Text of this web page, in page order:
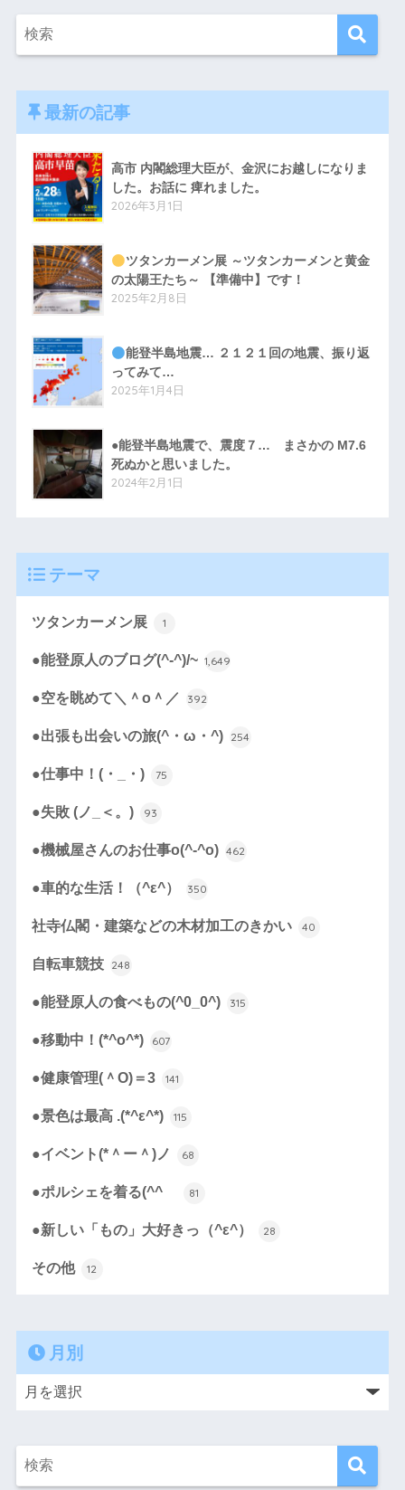
最新の記事
高市 内閣総理大臣が、金沢にお越しになりま
した。お話に 痺れました。
2026年3月1日
ツタンカーメン展 ～ツタンカーメンと黄金
の太陽王たち～ 【準備中】です！
2025年2月8日
能登半島地震… ２１２１回の地震、振り返
ってみて…
2025年1月4日
●能登半島地震で、震度７… まさかの M7.6
死ぬかと思いました。
2024年2月1日
テーマ
ツタンカーメン展 1
●能登原人のブログ(^-^)/~ 1,649
●空を眺めて＼＾o＾／ 392
●出張も出会いの旅(^・ω・^) 254
●仕事中！(・_・) 75
●失敗 (ノ_＜。) 93
●機械屋さんのお仕事o(^-^o) 462
●車的な生活！（^ε^） 350
社寺仏閣・建築などの木材加工のきかい 40
自転車競技 248
●能登原人の食べもの(^0_0^) 315
●移動中！(*^o^*) 607
●健康管理(＾O)＝3 141
●景色は最高 .(*^ε^*) 115
●イベント(*＾ー＾)ノ 68
●ポルシェを着る(^^ゞ 81
●新しい「もの」大好きっ（^ε^） 28
その他 12
月別